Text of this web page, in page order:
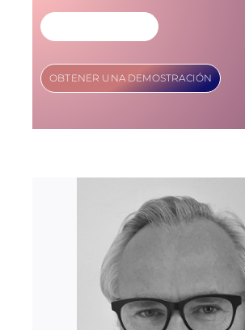
OBTENER UNA DEMOSTRACIÓN